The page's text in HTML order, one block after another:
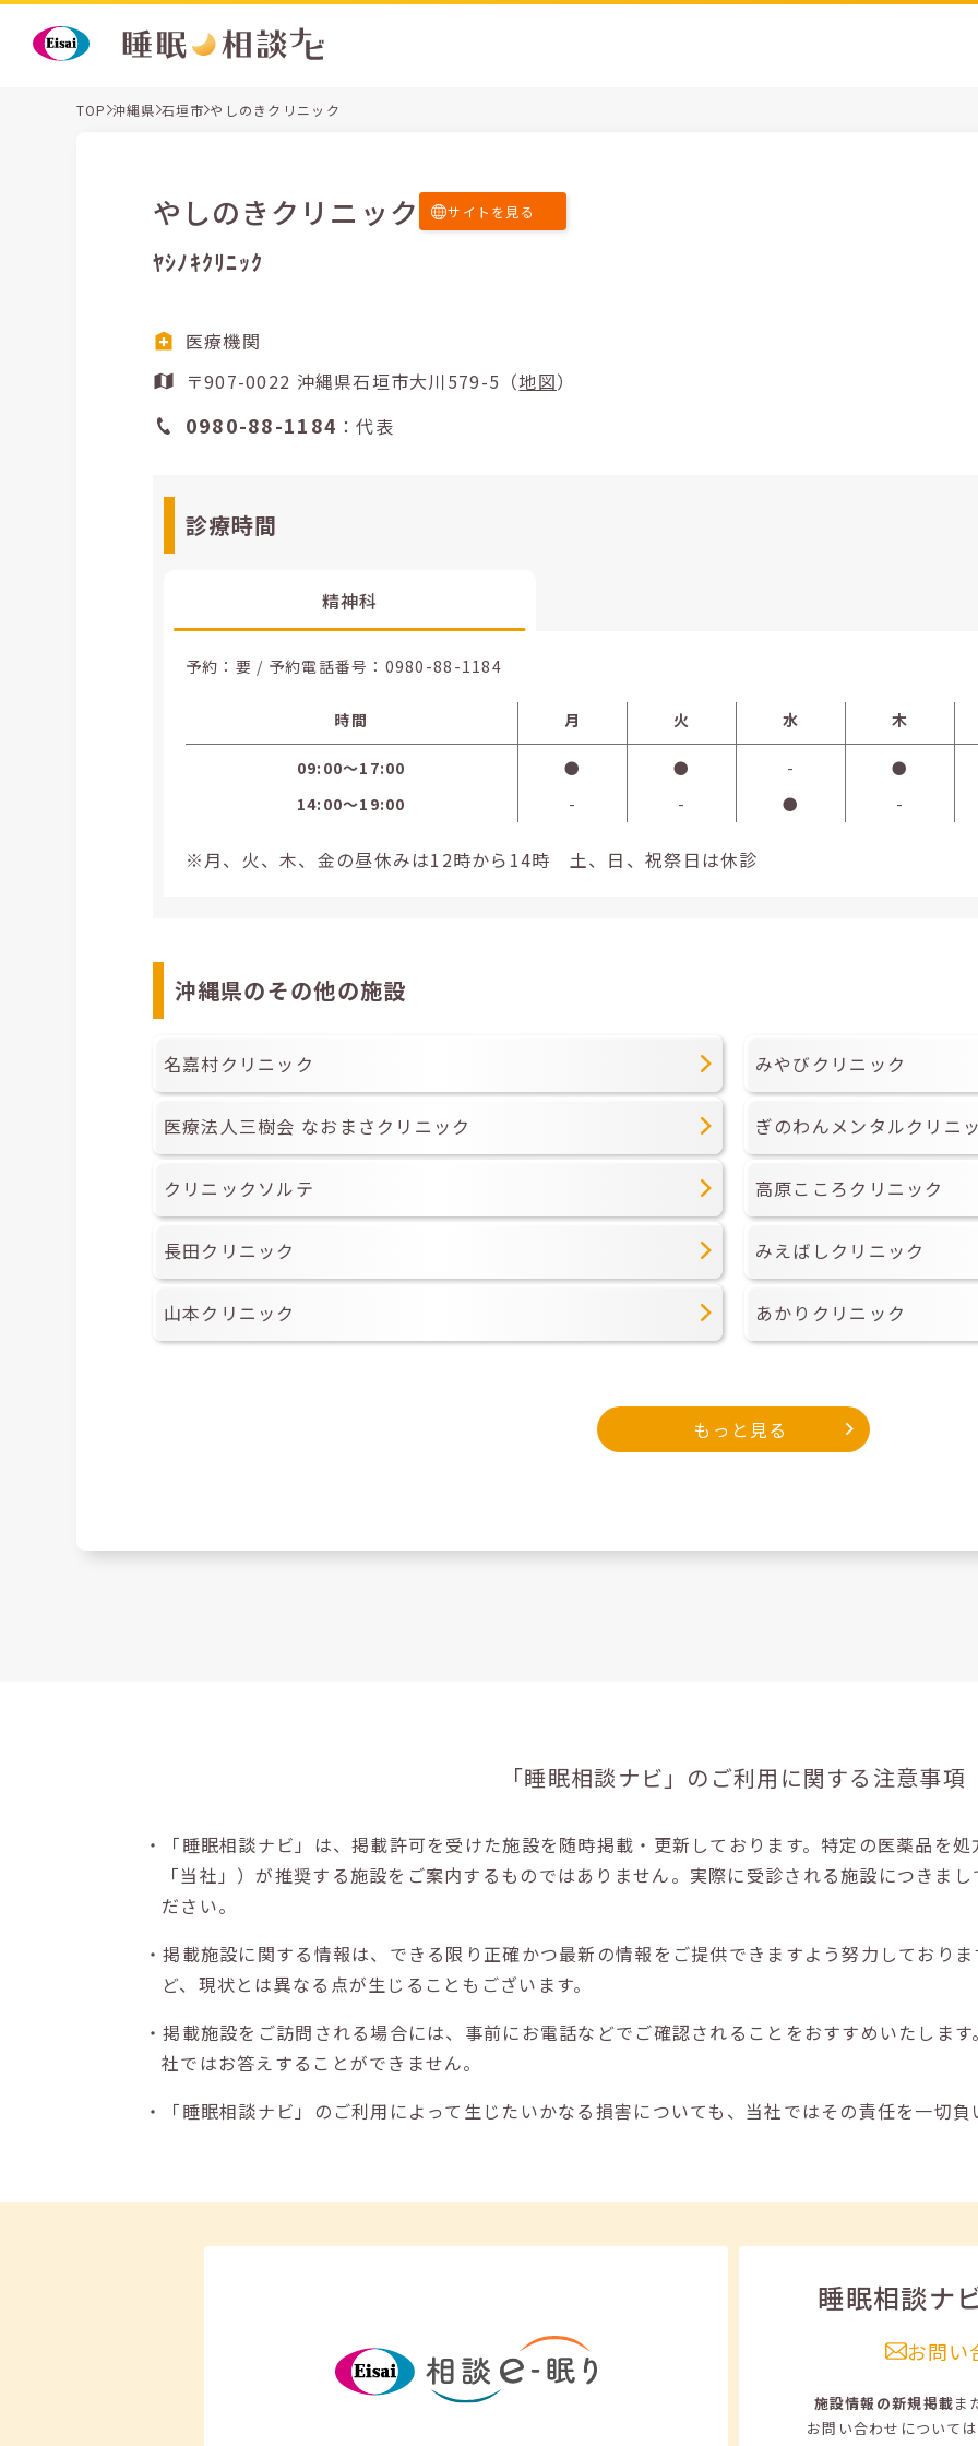
TOP 沖縄県 石垣市 やしのきクリニック
やしのきクリニック サイトを見る
ﾔｼﾉｷｸﾘﾆｯｸ
医療機関
〒907-0022 沖縄県石垣市大川579-5（地図）
0980-88-1184 ：代表
診療時間
精神科
予約：要 / 予約電話番号： 0980-88-1184
時間 月 火 水 木
09:00〜17:00 ● ● -
●
14:00〜19:00
- - ● -
※月、火、木、金の昼休みは12時から14時 土、日、祝祭日は休診
沖縄県のその他の施設
名嘉村クリニック みやびクリニック
医療法人三樹会 なおまさクリニック ぎのわんメンタルクリニ
クリニックソルテ 高原こころクリニック
長田クリニック みえばしクリニック
山本クリニック あかりクリニック
もっと見る
「睡眠相談ナビ」の ご利用に関する注意事項
・「睡眠相談ナビ」は、掲載許可を受けた施設を随時掲載・更新しております。特定の医薬品を
「当社」）が推奨する施設をご案内するものではありません。実際に受診される施設につきま
ださい。
・掲載施設に関する情報は、できる限り正確かつ最新の情報をご提供できますよう努力しており
ど、現状とは異なる点が生じることもございます。
・掲載施設をご訪問される場合には、事前にお電話などでご確認されることをおすすめいたしま
社ではお答えすることができません。
・「睡眠相談ナビ」のご利用によって生じたいかなる損害についても、当社ではその責任を一切
睡眠相談ナ
お問い
施設情報の新規掲載ま
お問い合わせについて